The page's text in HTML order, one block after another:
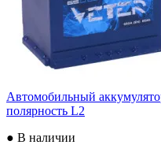
Автомобильный
полярность L2
● В наличии